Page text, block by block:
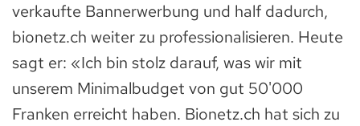
verkaufte Bannerwerbung und half dadurch,
bionetz.ch weiter zu professionalisieren. Heute
sagt er: «Ich bin stolz darauf, was wir mit
unserem Minimalbudget von gut 50'000
Franken erreicht haben. Bionetz.ch hat sich zu